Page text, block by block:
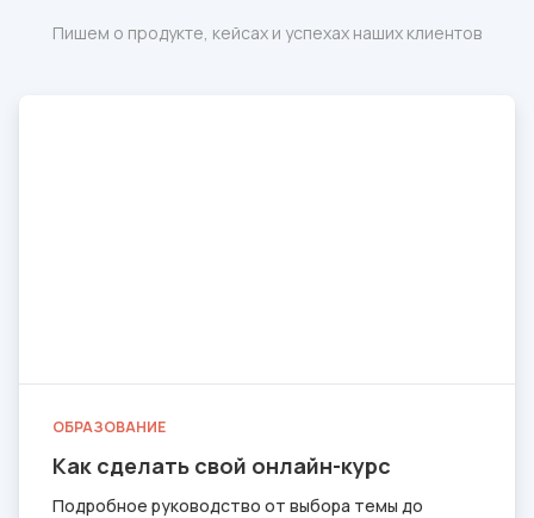
Пишем о продукте, кейсах и успехах наших клиентов
ОБРАЗОВАНИЕ
Как сделать свой онлайн-курс
Подробное руководство от выбора темы до